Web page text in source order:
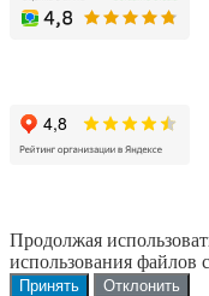
Продолжая
использования файлов
Принять Отклонить